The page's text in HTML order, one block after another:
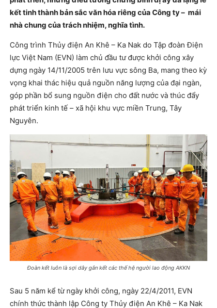
kết tinh thành bản sắc văn hóa riêng của Công ty – mái
nhà chung của trách nhiệm, nghĩa tình.
Công trình Thủy điện An Khê – Ka Nak do Tập đoàn Điện
lực Việt Nam (EVN) làm chủ đầu tư được khởi công xây
dựng ngày 14/11/2005 trên lưu vực sông Ba, mang theo kỳ
vọng khai thác hiệu quả nguồn năng lượng của đại ngàn,
góp phần bổ sung nguồn điện cho đất nước và thúc đẩy
phát triển kinh tế – xã hội khu vực miền Trung, Tây
Nguyên.
Đoàn kết luôn là sợi dây gắn kết các thế hệ người lao động AKKN
Sau 5 năm kể từ ngày khởi công, ngày 22/4/2011, EVN
chính thức thành lập Công ty Thủy điện An Khê – Ka Nak